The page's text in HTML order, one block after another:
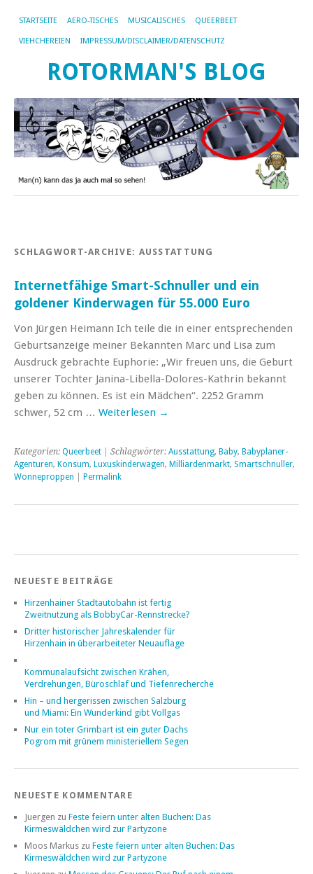
STARTSEITE AERO-TISCHES MUSICALISCHES QUEERBEET
VIEHCHEREIEN IMPRESSUM/DISCLAIMER/DATENSCHUTZ
ROTORMAN'S BLOG
SCHLAGWORT-ARCHIVE: AUSSTATTUNG
Internetfähige Smart-Schnuller und ein
goldener Kinderwagen für 55.000 Euro
Von Jürgen Heimann Ich teile die in einer entsprechenden
Geburtsanzeige meiner Bekannten Marc und Lisa zum
Ausdruck gebrachte Euphorie: „Wir freuen uns, die Geburt
unserer Tochter Janina-Libella-Dolores-Kathrin bekannt
geben zu können. Es ist ein Mädchen“. 2252 Gramm
schwer, 52 cm … Weiterlesen →
Kategorien: Queerbeet | Schlagwörter: Ausstattung, Baby, Babyplaner-
Agenturen, Konsum, Luxuskinderwagen, Milliardenmarkt, Smartschnuller,
Wonneproppen
Permalink
NEUESTE BEITRÄGE
Hirzenhainer Stadtautobahn ist fertig
Zweitnutzung als BobbyCar-Rennstrecke?
Dritter historischer Jahreskalender für
Hirzenhain in überarbeiteter Neuauflage
Kommunalaufsicht zwischen Krähen,
Verdrehungen, Büroschlaf und Tiefenrecherche
Hin – und hergerissen zwischen Salzburg
und Miami: Ein Wunderkind gibt Vollgas
Nur ein toter Grimbart ist ein guter Dachs
Pogrom mit grünem ministeriellem Segen
NEUESTE KOMMENTARE
Juergen zu Feste feiern unter alten Buchen: Das
Kirmeswäldchen wird zur Partyzone
Moos Markus zu Feste feiern unter alten Buchen: Das
Kirmeswäldchen wird zur Partyzone